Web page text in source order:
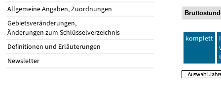
Allgemeine Angaben, Zuordnungen
Gebietsveränderungen,
Änderungen zum Schlüsselverzeichnis
Definitionen und Erläuterungen
Newsletter
komplett